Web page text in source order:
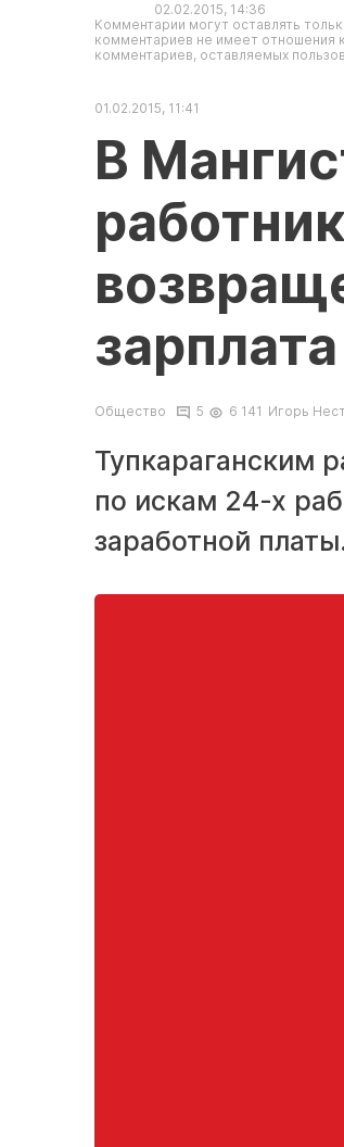
02.02.2015, 14:36
Комментарии могут оставлять
комментариев не имеет отношения
комментариев, оставляемых
01.02.2015, 11:41
В
зарплата
Общество 5 6 141 Игорь
Тупкараганским
по искам 24-х
заработной